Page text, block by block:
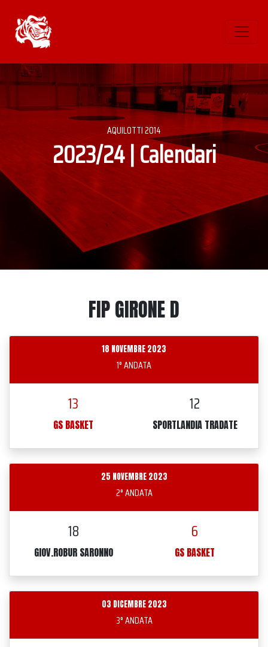
AQUILOTTI 2014
2023/24 | Calendari
FIP GIRONE D
18 NOVEMBRE 2023
1° ANDATA
13
GS BASKET
12
SPORTLANDIA TRADATE
25 NOVEMBRE 2023
2° ANDATA
18
GIOV.ROBUR SARONNO
6
GS BASKET
03 DICEMBRE 2023
3° ANDATA